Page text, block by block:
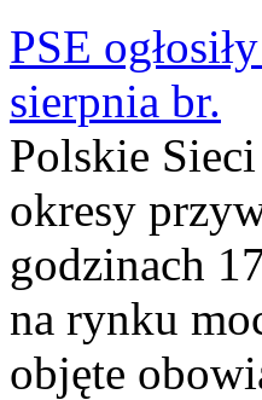
PSE
sierpnia br.
Polskie
okresy
godzinach
na rynku
objęte